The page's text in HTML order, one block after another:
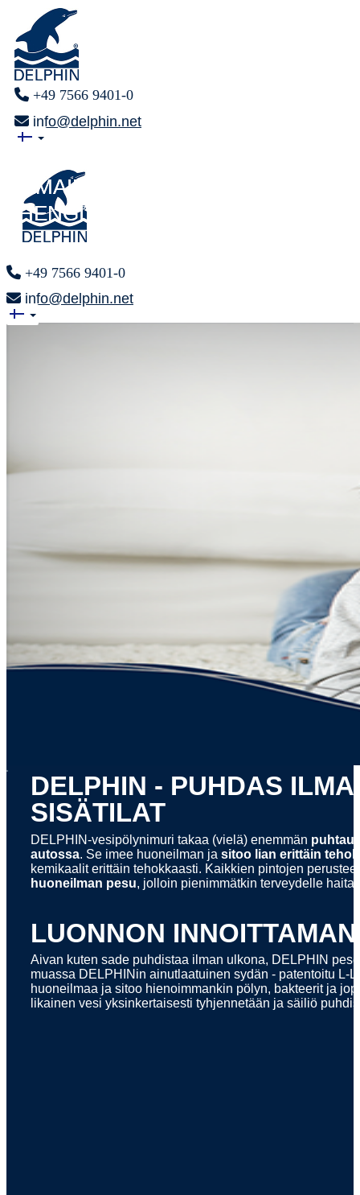
+49 7566 9401-0
info@delphin.net
+49 7566 9401-0
info@delphin.net
ILMAINEN
HENGITTÄMINEN
x
DELPHIN - PUHDAS
SISÄTILAT
DELPHIN-vesipölynimuri takaa (vielä) enemmän
autossa. Se imee huoneilman ja sitoo lian erittäin
kemikaalit erittäin tehokkaasti. Kaikkien pintojen
huoneilman pesu, jolloin pienimmätkin terveydelle
LUONNON
Aivan kuten sade puhdistaa ilman ulkona, DELPHIN
muassa DELPHINin ainutlaatuinen sydän - patentoitu L-
huoneilmaa ja sitoo hienoimmankin pölyn, bakteerit ja
likainen vesi yksinkertaisesti tyhjennetään ja säiliö
ILMAINEN
HENGITTÄMINEN